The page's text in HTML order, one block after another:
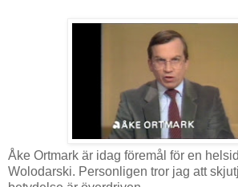
Åke Ortmark är idag föremål för en
Wolodarski. Personligen tror jag att